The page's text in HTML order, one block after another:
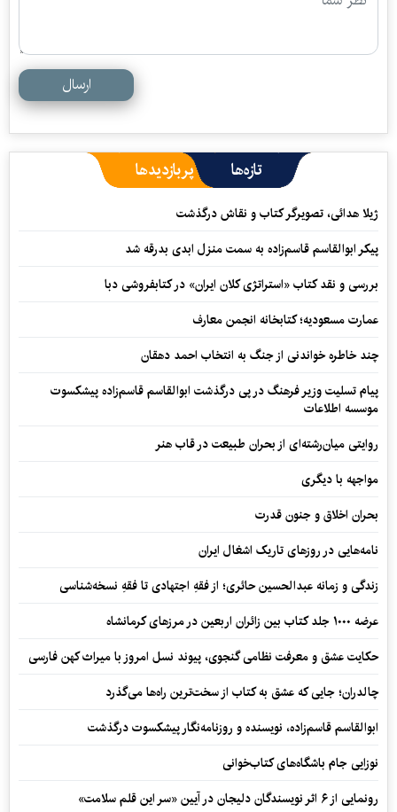
ارسال
تازه‌ها پربازدیدها
ژیلا هدائی، تصویرگر کتاب و نقاش درگذشت
پیکر ابوالقاسم قاسم‌زاده به سمت منزل ابدی بدرقه شد
بررسی و نقد کتاب «استراتژی کلان ایران» در کتابفروشی دبا
عمارت مسعودیه؛ کتابخانه انجمن معارف
چند خاطره خواندنی از جنگ به انتخاب احمد دهقان
پیام تسلیت وزیر فرهنگ در پی درگذشت ابوالقاسم قاسم‌زاده پیشکسوت
موسسه اطلاعات
روایتی میان‌رشته‌ای از بحران طبیعت در قاب هنر
مواجهه با دیگری
بحران اخلاق و جنون قدرت
نامه‌هایی در روزهای تاریک اشغال ایران
زندگی و زمانه عبدالحسین حائری؛ از فقهِ اجتهادی تا فقهِ نسخه‌شناسی
عرضه ۱۰۰۰ جلد کتاب بین زائران اربعین در مرزهای کرمانشاه
حکایت عشق و معرفت نظامی گنجوی، پیوند نسل امروز با میراث کهن فارسی
چالدران؛ جایی که عشق به کتاب از سخت‌ترین راه‌ها می‌گذرد
ابوالقاسم قاسم‌زاده، نویسنده و روزنامه‌نگار پیشکسوت درگذشت
نوزایی جام باشگاه‌های کتاب‌خوانی
رونمایی از ۶ اثر نویسندگان دلیجان در آیین «سر این قلم سلامت»